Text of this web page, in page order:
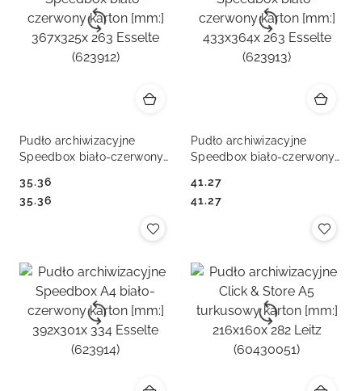
Pudło archiwizacyjne
Speedbox biało-czerwony
Esselte (623912)
Cena:
35.36
Cena:
35.36
Pudło archiwizacyjne
Speedbox biało-czerwony
Esselte (623913)
Cena:
41.27
Cena:
41.27